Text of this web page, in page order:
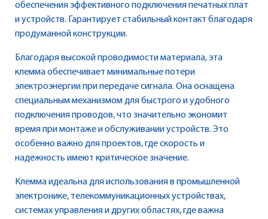
обеспечения эффективного подключения печатных плат
и устройств. Гарантирует стабильный контакт благодаря
продуманной конструкции.
Благодаря высокой проводимости материала, эта
клемма обеспечивает минимальные потери
электроэнергии при передаче сигнала. Она оснащена
специальным механизмом для быстрого и удобного
подключения проводов, что значительно экономит
время при монтаже и обслуживании устройств. Это
особенно важно для проектов, где скорость и
надёжность имеют критическое значение.
Клемма идеальна для использования в промышленной
электронике, телекоммуникационных устройствах,
системах управления и других областях, где важна